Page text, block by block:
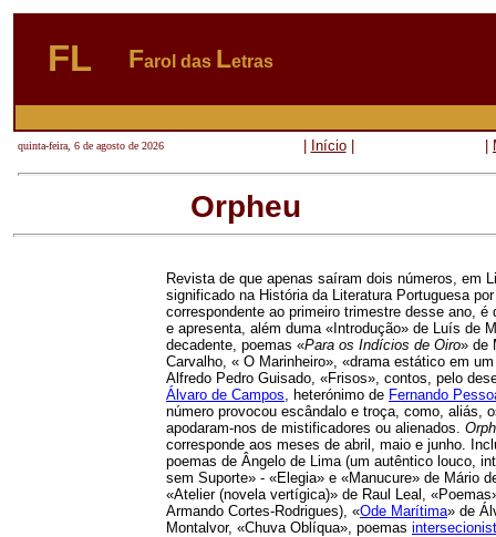
FL Farol das Letras
quinta-feira, 6 de agosto de 2026 Início|
Orpheu
Revista de que apenas saíram dois números, em
significado na Históriada Literatura Portuguesa
correspondente ao primeiro trimestre desse ano,
e apresenta, além duma «Introdução» de Luís de
decadente, poemas «Para os Indícios de Oiro» de
Carvalho, « O Marinheiro», «drama estático em
Alfredo Pedro Guisado, «Frisos», contos, pelo
Álvaro de Campos, heterónimo de Fernando
número provocou escândalo e troça, como, aliás,
apodaram-nos de mistificadores ou alienados.
corresponde aos meses de abril, maio e junho.
poemas de Ângelo de Lima (um autêntico louco,
sem Suporte» - «Elegia» e «Manucure» de Mário
«Atelier (novela vertígica)» de Raul Leal,
Armando Cortes-Rodrigues), «Ode Marítima» de
Montalvor, «Chuva Oblíqua», poemas